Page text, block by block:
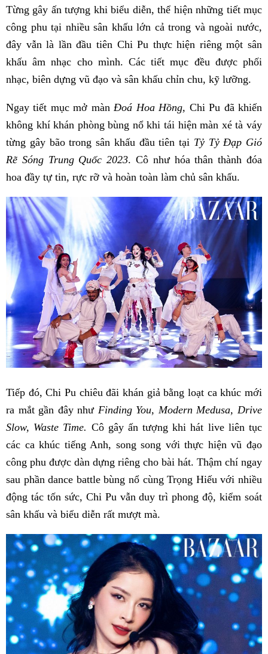
Từng gây ấn tượng khi biểu diễn, thể hiện những tiết mục
công phu tại nhiều sân khấu lớn cả trong và ngoài nước,
đây vẫn là lần đầu tiên Chi Pu thực hiện riêng một sân
khấu âm nhạc cho mình. Các tiết mục đều được phối
nhạc, biên dựng vũ đạo và sân khấu chỉn chu, kỹ lưỡng.
Ngay tiết mục mở mànĐoá Hoa Hồng, Chi Pu đã khiến
không khí khán phòng bùng nổ khi tái hiện màn xé tà váy
từng gây bão trong sân khấu đầu tiên tại Tỷ Tỷ Đạp Gió
Rẽ Sóng Trung Quốc 2023. Cô như hóa thân thành đóa
hoa đầy tự tin, rực rỡ và hoàn toàn làm chủ sân khấu.
Tiếp đó, Chi Pu chiêu đãi khán giả bằng loạt ca khúc mới
ra mắt gần đây nhưFinding You, Modern Medusa, Drive
Slow, Waste Time. Cô gây ấn tượng khi hát live liên tục
các ca khúc tiếng Anh, song song với thực hiện vũ đạo
công phu được dàn dựng riêng cho bài hát. Thậm chí ngay
sau phần dance battle bùng nổ cùng Trọng Hiếu với nhiều
động tác tốn sức, Chi Pu vẫn duy trì phong độ, kiểm soát
sân khấu và biểu diễn rất mượt mà.